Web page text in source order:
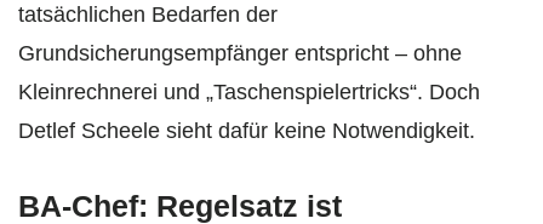
tatsächlichen Bedarfen der
Grundsicherungsempfänger entspricht – ohne
Kleinrechnerei und „Taschenspielertricks“. Doch
Detlef Scheele sieht dafür keine Notwendigkeit.
BA-Chef: Regelsatz ist